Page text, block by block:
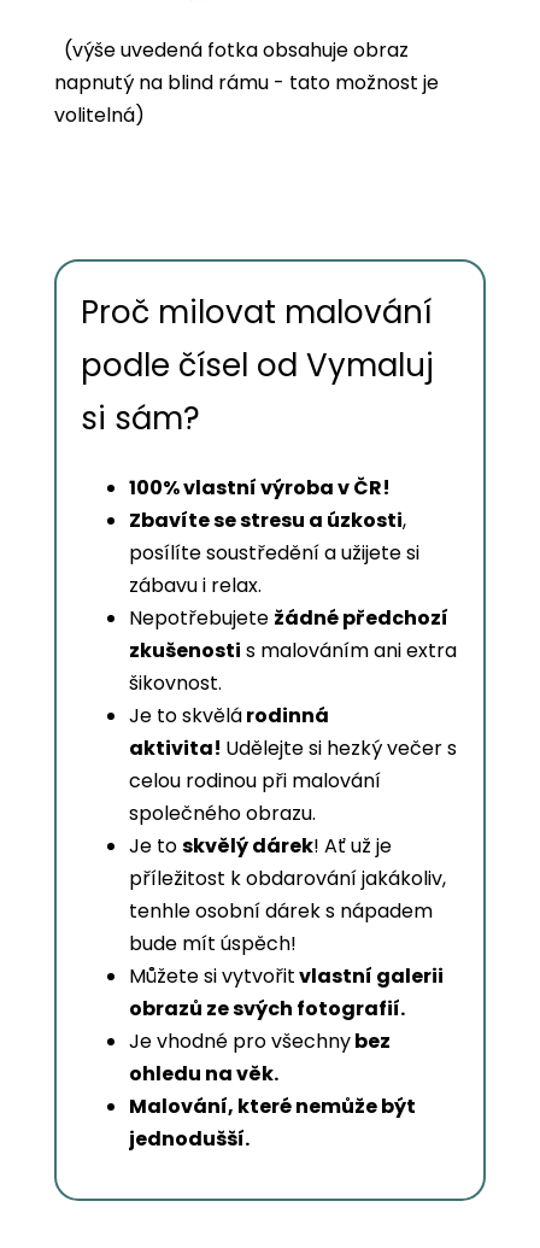
(výše uvedená fotka obsahuje obraz
napnutý na blind rámu - tato možnost je
volitelná)
Proč milovat malování
podle čísel od Vymaluj
si sám?
100% vlastní výroba v ČR!
Zbavíte se stresu a úzkosti,
posílíte soustředění a užijete si
zábavu i relax.
Nepotřebujete žádné předchozí
zkušenosti s malováním ani extra
šikovnost.
Je to skvělárodinná
aktivita! Udělejte si hezký večer s
celou rodinou při malování
společného obrazu.
Je toskvělý dárek! Ať už je
příležitost k obdarování jakákoliv,
tenhle osobní dárek s nápadem
bude mít úspěch!
Můžete si vytvořitvlastní galerii
obrazů ze svých fotografií.
Je vhodné pro všechnybez
ohledu na věk.
Malování, které nemůže být
jednodušší.